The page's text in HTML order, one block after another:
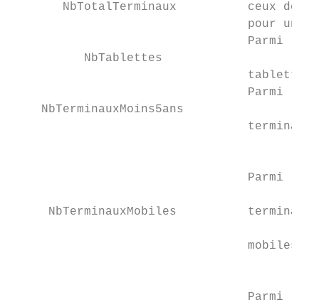
NbTotalTerminaux          ceux des
pour un
Parmi le
NbTablettes
                                 tablettes
Parmi le
NbTerminauxMoins5ans
terminaux
Parmi le
NbTerminauxMobiles
                                 mobiles)
Parmi le